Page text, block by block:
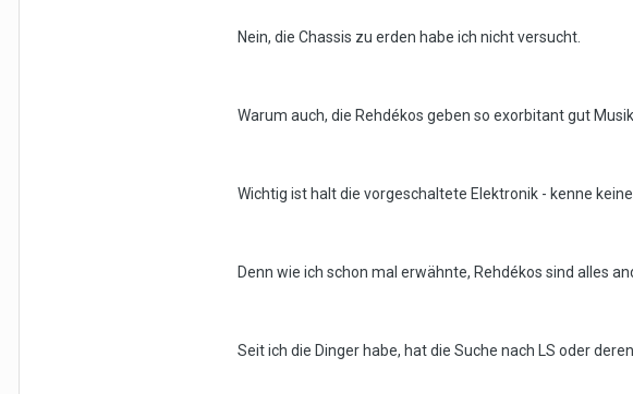
Nein, die Chassis zu erden habe ich nicht versucht.
Warum auch, die Rehdékos geben so exorbitant gut
Wichtig ist halt die vorgeschaltete Elektronik - kenne
Denn wie ich schon mal erwähnte, Rehdékos sind alles
Seit ich die Dinger habe, hat die Suche nach LS oder